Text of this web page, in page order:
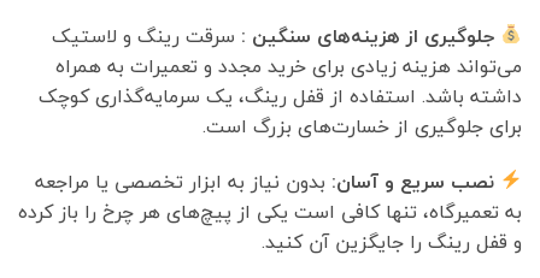
جلوگیری از هزینه‌های سنگین : سرقت رینگ و لاستیک
می‌تواند هزینه زیادی برای خرید مجدد و تعمیرات به همراه
داشته باشد. استفاده از قفل رینگ، یک سرمایه‌گذاری کوچک
برای جلوگیری از خسارت‌های بزرگ است.
نصب سریع و آسان: بدون نیاز به ابزار تخصصی یا مراجعه
به تعمیرگاه، تنها کافی است یکی از پیچ‌های هر چرخ را باز کرده
و قفل رینگ را جایگزین آن کنید.